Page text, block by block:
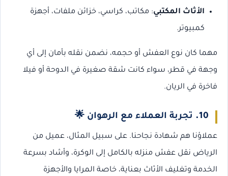
الأثاث المكتبي: مكاتب، كراسي، خزائن ملفات، أجهزة
كمبيوتر.
مهما كان نوع العفش أو حجمه، نضمن نقله بأمان إلى أي
وجهة في قطر، سواء كانت شقة صغيرة في الدوحة أو فيلا
فاخرة في الريان.
10. تجربة العملاء مع الرهوان 🌟
عملاؤنا هم شهادة نجاحنا. على سبيل المثال، عميل من
الرياض نقل عفش منزله بالكامل إلى الوكرة، وأشاد بسرعة
الخدمة وتغليف الأثاث بعناية، خاصة المرايا والأجهزة